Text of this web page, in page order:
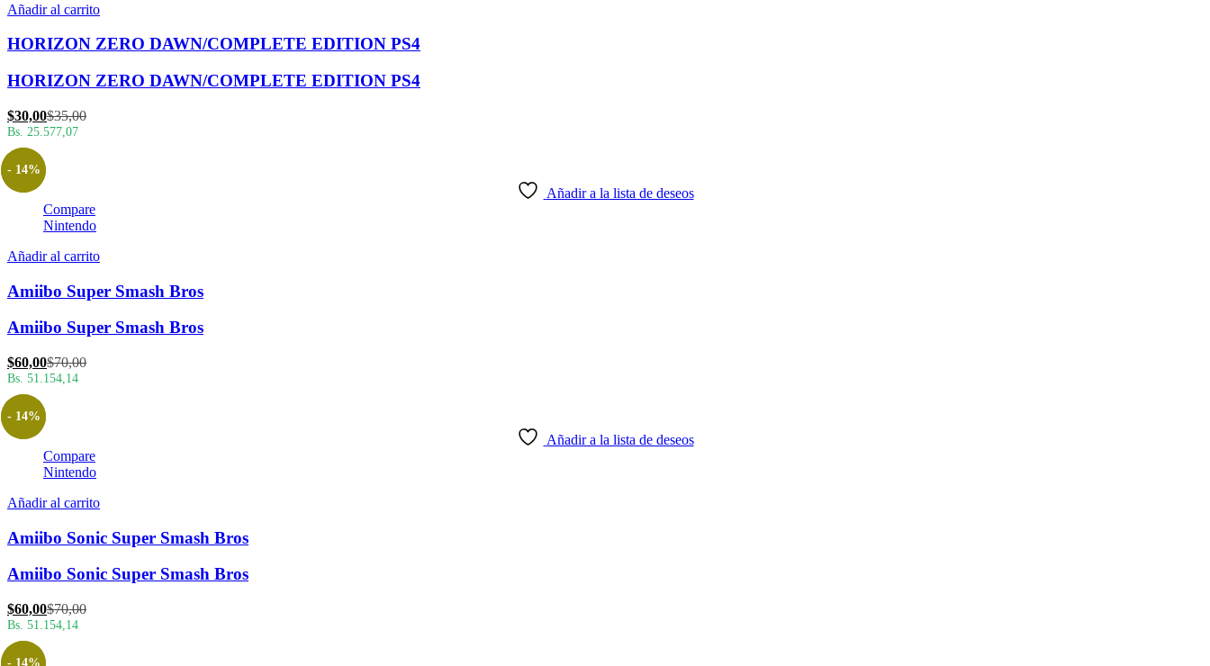
Añadir al carrito
HORIZON ZERO DAWN/COMPLETE EDITION PS4
HORIZON ZERO DAWN/COMPLETE EDITION PS4
$30,00El
precio
$35,00El
Bs. 25.577,07
Añadir a la lista de deseos
Compare
Nintendo
Añadir al carrito
Amiibo Super Smash Bros
Amiibo Super Smash Bros
$60,00El
precio
$70,00El
Bs. 51.154,14
- 14%
Añadir a la lista de deseos
Compare
Nintendo
Añadir al carrito
Amiibo Sonic Super Smash Bros
Amiibo Sonic Super Smash Bros
$60,00El
precio
$70,00El
Bs. 51.154,14
- 14%
- 14%